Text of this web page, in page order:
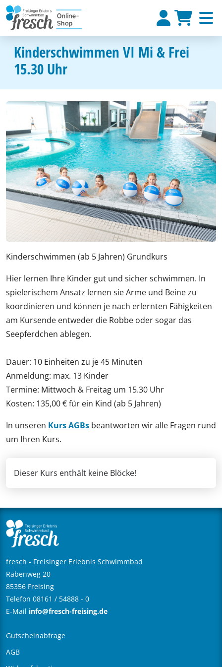
Kinderschwimmen VI Mi & Frei
15.30 Uhr
Kinderschwimmen (ab 5 Jahren) Grundkurs
Hier lernen Ihre Kinder gut und sicher schwimmen. In
spielerischem Ansatz lernen sie Arme und Beine zu
koordinieren und können je nach erlernten Fähigkeiten
am Kursende entweder die Robbe oder sogar das
Seepferdchen ablegen.
Dauer: 10 Einheiten zu je 45 Minuten
Anmeldung: max. 13 Kinder
Termine: Mittwoch & Freitag um 15.30 Uhr
Kosten: 135,00 € für ein Kind (ab 5 Jahren)
In unseren Kurs AGBs beantworten wir alle Fragen rund
um Ihren Kurs.
Dieser Kurs enthält keine Blöcke!
fresch - Freisinger Erlebnis Schwimmbad
Rabenweg 20
85356 Freising
Telefon 08161 / 54888 - 0
E-Mail info@fresch-freising.de
Gutscheinabfrage
AGB